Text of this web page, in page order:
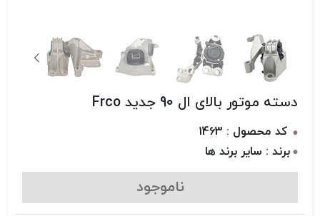
دسته موتور بالای ال 90 جدید Frco
کد محصول : 1463
برند : سایر برند ها
ناموجود